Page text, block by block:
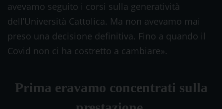
avevamo seguito i corsi sulla generatività
dell’Università Cattolica. Ma non avevamo mai
preso una decisione definitiva. Fino a quando il
Covid non ci ha costretto a cambiare».
Prima eravamo concentrati sulla